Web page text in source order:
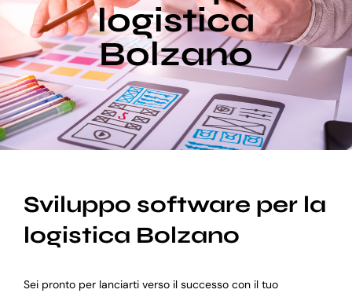
Blog
Supporto
logistica
Bolzano
Sviluppo software per la
logistica Bolzano
Sei pronto per lanciarti verso il successo con il tuo